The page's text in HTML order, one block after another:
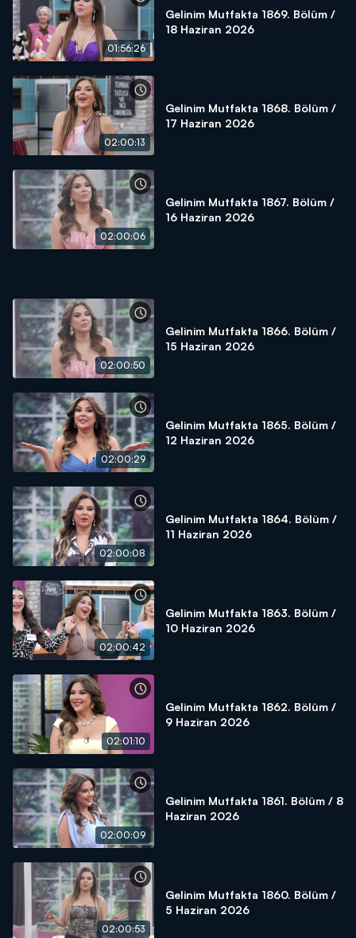
01:56:26
Gelinim Mutfakta 1869. Bölüm /
18 Haziran 2026
02:00:13
Gelinim Mutfakta 1868. Bölüm /
17 Haziran 2026
02:00:06
Gelinim Mutfakta 1867. Bölüm /
16 Haziran 2026
02:00:50
Gelinim Mutfakta 1866. Bölüm /
15 Haziran 2026
02:00:29
Gelinim Mutfakta 1865. Bölüm /
12 Haziran 2026
02:00:08
Gelinim Mutfakta 1864. Bölüm /
11 Haziran 2026
02:00:42
Gelinim Mutfakta 1863. Bölüm /
10 Haziran 2026
02:01:10
Gelinim Mutfakta 1862. Bölüm /
9 Haziran 2026
02:00:09
Gelinim Mutfakta 1861. Bölüm / 8
Haziran 2026
02:00:53
Gelinim Mutfakta 1860. Bölüm /
5 Haziran 2026